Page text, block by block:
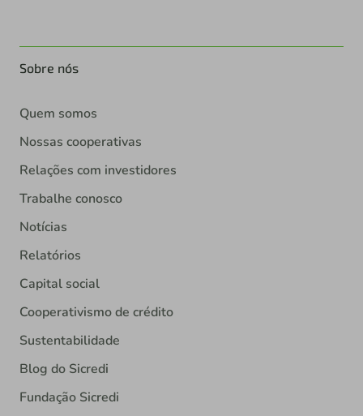
Sobre nós
Quem somos
Nossas cooperativas
Relações com investidores
Trabalhe conosco
Notícias
Relatórios
Capital social
Cooperativismo de crédito
Sustentabilidade
Blog do Sicredi
Fundação Sicredi